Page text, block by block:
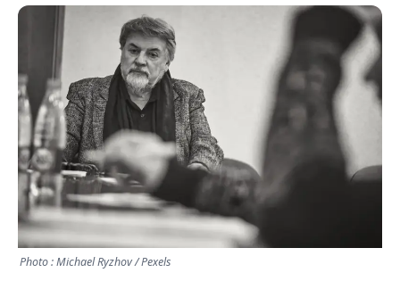
FAITS DIVERS
TRANSPORTS
ÉCONOMIE
POLITIQUE
SPORT
Photo : Michael Ryzhov / Pexels